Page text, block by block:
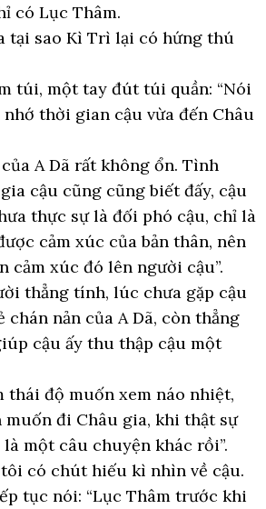
có Lục Thâm.
tại sao Kì Trì lại có hứng thú
túi, một tay đút túi quần: “Nói
thời gian cậu vừa đến Châu
A Dã rất không ổn. Tình
cậu cũng cũng biết đấy, cậu
thực sự là đối phó cậu, chỉ là
cảm xúc của bản thân, nên
cảm xúc đó lên người cậu”.
thẳng tính, lúc chưa gặp cậu
chán nản của A Dã, còn thẳng
cậu ấy thu thập cậu một
thái độ muốn xem náo nhiệt,
đi Châu gia, khi thật sự
một câu chuyện khác rồi”.
có chút hiếu kì nhìn về cậu.
tục nói: “Lục Thâm trước khi